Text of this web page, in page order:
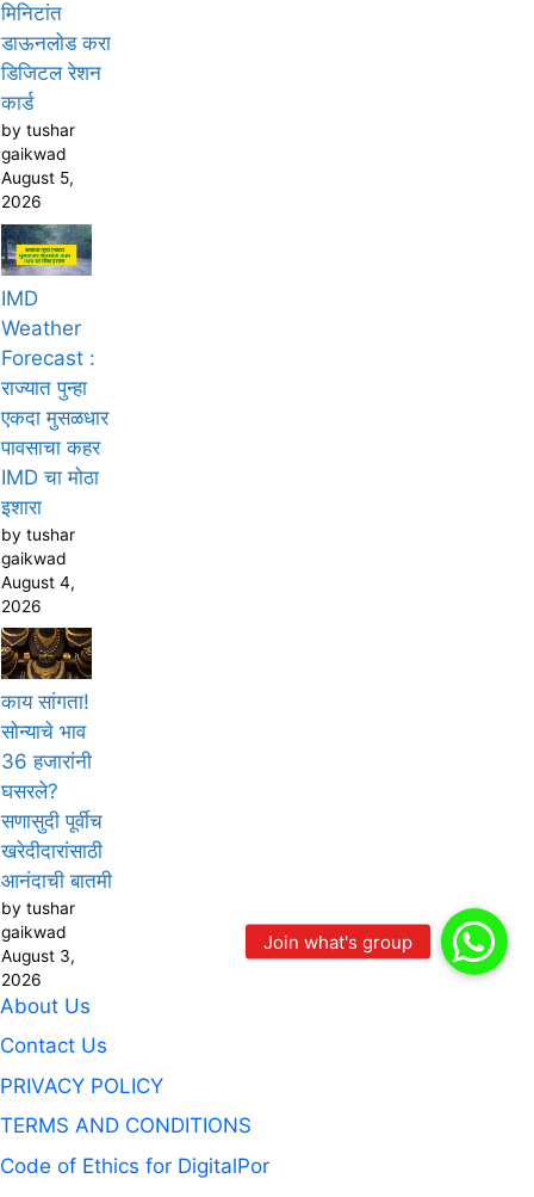
मिनिटांत
डाऊनलोड करा
डिजिटल रेशन
कार्ड
by tushar
gaikwad
August 5,
2026
IMD
Weather
Forecast :
राज्यात पुन्हा
एकदा मुसळधार
पावसाचा कहर
IMD चा मोठा
इशारा
by tushar
gaikwad
August 4,
2026
काय सांगता!
सोन्याचे भाव
36 हजारांनी
घसरले?
सणासुदी पूर्वीच
खरेदीदारांसाठी
आनंदाची बातमी
by tushar
gaikwad
August 3,
2026
About Us
Contact Us
PRIVACY POLICY
TERMS AND CONDITIONS
Code of Ethics for DigitalPor